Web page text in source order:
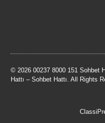
© 2026 00237 8000 151 Sohbet
Hattı – Sohbet Hattı. All Rights